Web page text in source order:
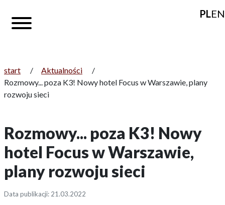
PLEN
start / Aktualności
/
Rozmowy... poza K3! Nowy hotel Focus w Warszawie, plany
rozwoju sieci
Rozmowy... poza K3! Nowy
hotel Focus w Warszawie,
plany rozwoju sieci
Data publikacji: 21.03.2022